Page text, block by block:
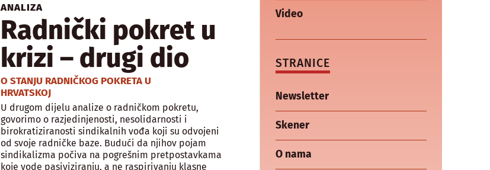
ANALIZA
Radnički pokret u
krizi – drugi dio
O STANJU RADNIČKOG POKRETA U
HRVATSKOJ
U drugom dijelu analize o radničkom pokretu,
govorimo o razjedinjenosti, nesolidarnosti i
birokratiziranosti sindikalnih vođa koji su odvojeni
od svoje radničke baze. Budući da njihov pojam
sindikalizma počiva na pogrešnim pretpostavkama
koje vode pasiviziranju, a ne raspirivanju klasne
Video
STRANICE
Newsletter
Skener
O nama